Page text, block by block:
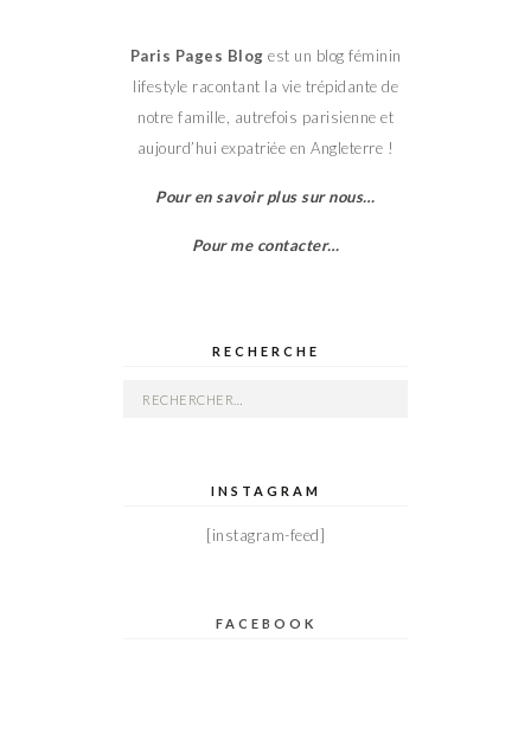
Paris Pages Blog est un blog féminin
lifestyle racontant la vie trépidante de
notre famille, autrefois parisienne et
aujourd’hui expatriée en Angleterre !
Pour en savoir plus sur nous…
Pour me contacter…
RECHERCHE
Rechercher :
INSTAGRAM
[instagram-feed]
FACEBOOK